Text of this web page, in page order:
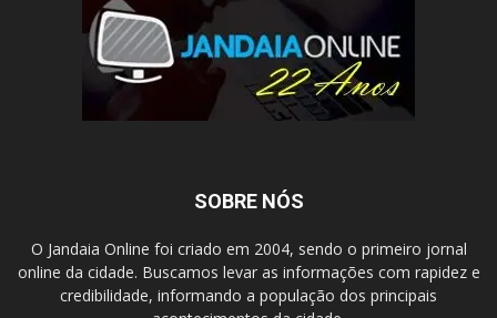
SOBRE NÓS
O Jandaia Online foi criado em 2004, sendo o primeiro jornal
online da cidade. Buscamos levar as informações com rapidez e
credibilidade, informando a população dos principais